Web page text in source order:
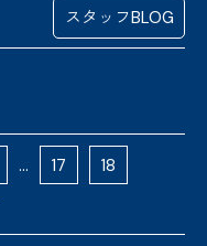
スタッフBLOG
... 17
18